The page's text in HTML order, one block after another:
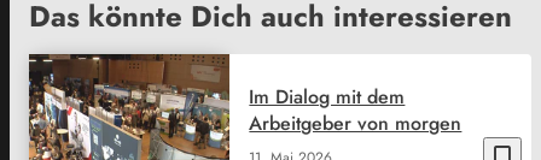
Das könnte Dich auch interessieren
Im Dialog mit dem
Arbeitgeber von morgen